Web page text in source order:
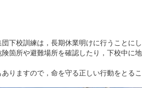
下校訓練は，長期休業明けに行うことにし
箇所や避難場所を確認したり，下校中に
りますので，命を守る正しい行動をとる